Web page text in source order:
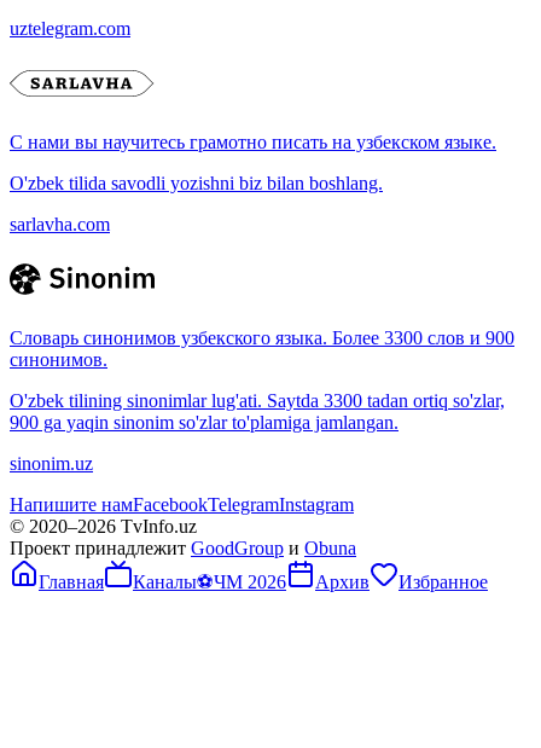
uztelegram.com
С нами вы научитесь грамотно писать на узбекском языке.
O'zbek tilida savodli yozishni biz bilan boshlang.
sarlavha.com
Словарь синонимов узбекского языка. Более 3300 слов и 900
синонимов.
O'zbek tilining sinonimlar lug'ati. Saytda 3300 tadan ortiq so'zlar,
900 ga yaqin sinonim so'zlar to'plamiga jamlangan.
sinonim.uz
Напишите намFacebookTelegramInstagram
© 2020–2026 TvInfo.uz
Проект принадлежит GoodGroup и Obuna
Главная
Каналы⚽ЧМ 2026 Архив Избранное